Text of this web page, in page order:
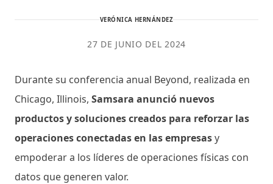
VERÓNICA HERNÁNDEZ
27 DE JUNIO DEL 2024
Durante su conferencia anual Beyond, realizada en
Chicago, Illinois, Samsara anunció nuevos
productos y soluciones creados para reforzar las
operaciones conectadas en las empresasy
empoderar a los líderes de operaciones físicas con
datos que generen valor.